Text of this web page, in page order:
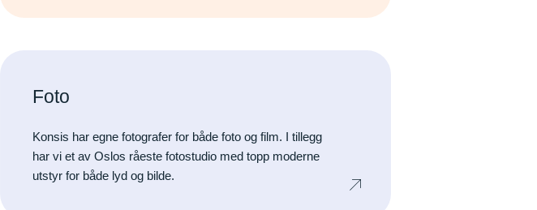
Foto
Konsis har egne fotografer for både foto og film. I tillegg
har vi et av Oslos råeste fotostudio med topp moderne
utstyr for både lyd og bilde.